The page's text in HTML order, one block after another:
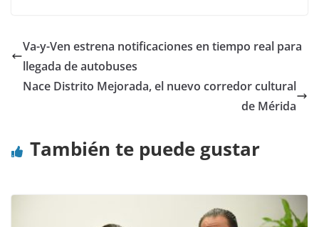
Va-y-Ven estrena notificaciones en tiempo real para
llegada de autobuses
Nace Distrito Mejorada, el nuevo corredor cultural
de Mérida
También te puede gustar